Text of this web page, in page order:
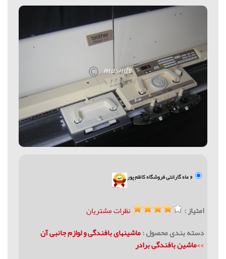
6 ماه گارانتی فروشگاه کاظم پور
امتیاز :
نظرات مشتریان
دسته بندی محصول :ماشینهای بافندگی و لوازم جانبی آن
>>ماشین بافندگی برادر